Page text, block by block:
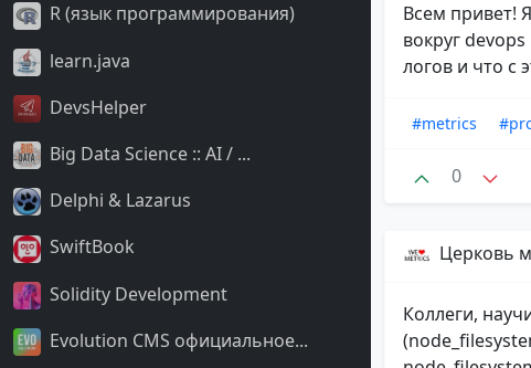
R (язык программирования)
learn.java
DevsHelper
Big Data Science :: AI / ...
Delphi & Lazarus
SwiftBook
Solidity Development
Evolution CMS официальное...
Всем привет!
вокруг
логов и что с
#metrics
0
Церковь
Коллеги,